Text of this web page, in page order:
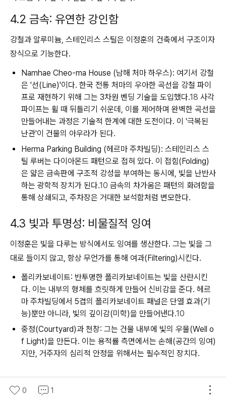
4.2 금속: 유연한 강인함
강철과 알루미늄, 스테인리스 스틸은 이정훈의 건축에서 구조이자
장식으로 기능한다.
Namhae Cheo-ma House (남해 처마 하우스): 여기서 강철
은 '선(Line)'이다. 한국 전통 처마의 우아한 곡선을 강철 파이
프로 재현하기 위해 그는 3차원 벤딩 기술을 도입했다.18 사각
파이프는 휠 때 뒤틀리기 쉬운데, 이를 제어하며 완벽한 곡선을
만들어내는 과정은 기술적 한계에 대한 도전이다. 이 '극복된
난관'이 건물의 아우라가 된다.
Herma Parking Building (헤르마 주차빌딩): 스테인리스 스
틸 루버는 다이아몬드 패턴으로 접혀 있다. 이 접힘(Folding)
은 얇은 금속판에 구조적 강성을 부여하는 동시에, 빛을 난반사
하는 광학적 장치가 된다.10 금속의 차가움은 패턴의 화려함을
통해 상쇄되고, 주차장은 거대한 보석함처럼 변모한다.
4.3 빛과 투명성: 비물질적 잉여
이정훈은 빛을 다루는 방식에서도 잉여를 생산한다. 그는 빛을 그
대로 들이지 않고, 항상 무언가를 통해 여과(Filtering)시킨다.
폴리카보네이트: 반투명한 폴리카보네이트는 빛을 산란시킨
다. 이는 내부의 형체를 흐릿하게 만들어 신비감을 준다. 헤르
마 주차빌딩에서 5겹의 폴리카보네이트 패널은 단열 효과(기
능)뿐만 아니라, 빛의 깊이감(미학)을 만들어낸다.10
중정(Courtyard)과 천창: 그는 건물 내부에 빛의 우물(Well o
f Light)을 만든다. 이는 용적률 측면에서는 손해(공간의 잉여)
지만, 거주자의 심리적 안정을 위해서는 필수적인 장치다.
0 1